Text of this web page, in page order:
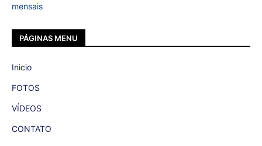
mensais
PÁGINAS MENU
Inicio
FOTOS
VÍDEOS
CONTATO